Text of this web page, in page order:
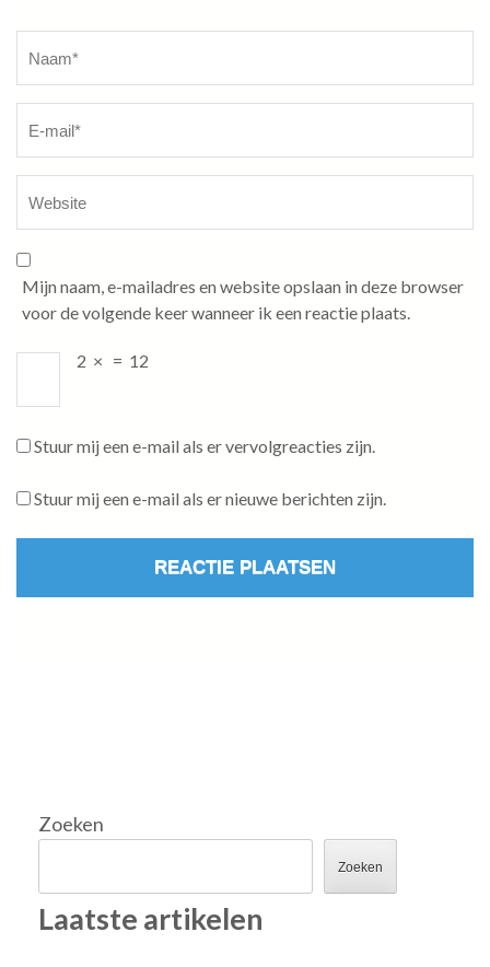
Mijn naam, e-mailadres en website opslaan in deze browser
voor de volgende keer wanneer ik een reactie plaats.
2 × = 12
Stuur mij een e-mail als er vervolgreacties zijn.
Stuur mij een e-mail als er nieuwe berichten zijn.
Zoeken
Zoeken
Laatste artikelen